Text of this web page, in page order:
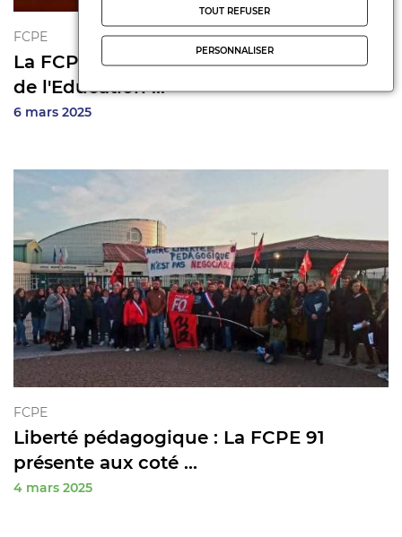
FCPE
La FCPE 91 au Conseil Départemental
de l'Education ...
6 mars 2025
FCPE
Liberté pédagogique : La FCPE 91
présente aux coté ...
4 mars 2025
TOUT REFUSER
PERSONNALISER